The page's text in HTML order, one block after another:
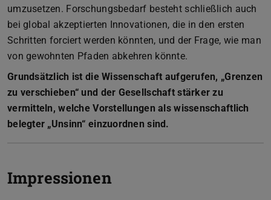
umzusetzen. Forschungsbedarf besteht schließlich auch
bei global akzeptierten Innovationen, die in den ersten
Schritten forciert werden könnten, und der Frage, wie man
von gewohnten Pfaden abkehren könnte.
Grundsätzlich ist die Wissenschaft aufgerufen, „Grenzen
zu verschieben“ und der Gesellschaft stärker zu
vermitteln, welche Vorstellungen als wissenschaftlich
belegter „Unsinn“ einzuordnen sind.
Impressionen